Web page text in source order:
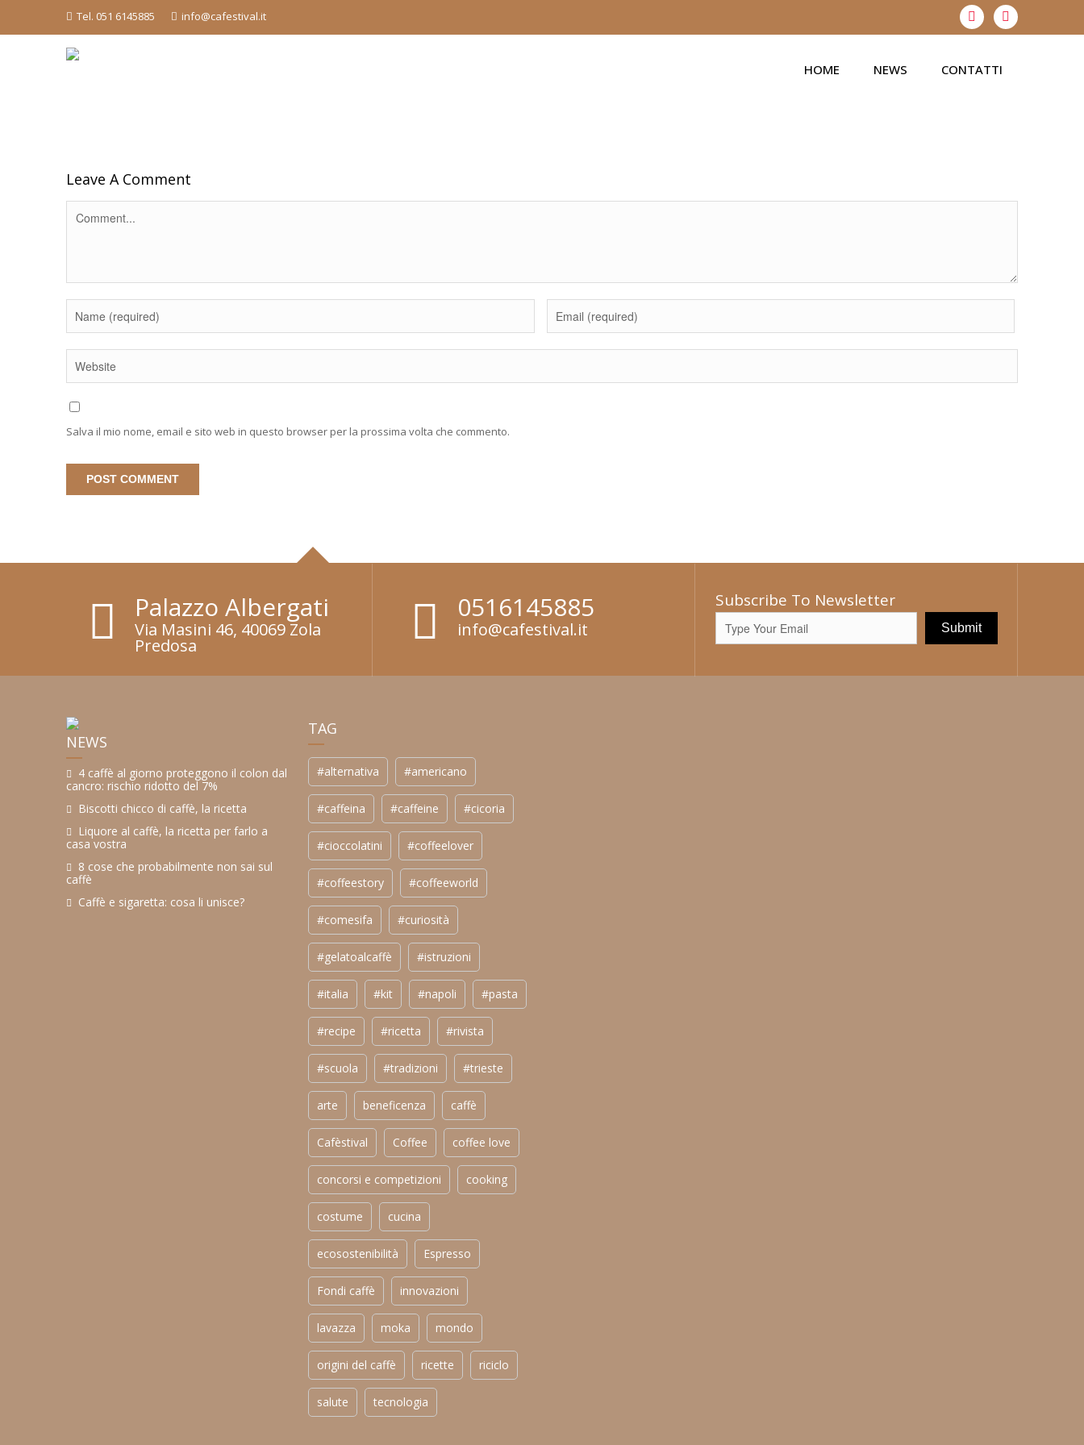
Tel. 051 6145885 info@cafestival.it
HOME NEWS CONTATTI
Leave A Comment
Salva il mio nome, email e sito web in questo browser per la prossima volta che commento.
Palazzo Albergati
Via Masini 46, 40069 Zola
Predosa
0516145885
info@cafestival.it
Subscribe To Newsletter
NEWS
4 caffè al giorno proteggono il colon dal
cancro: rischio ridotto del 7%
Biscotti chicco di caffè, la ricetta
Liquore al caffè, la ricetta per farlo a
casa vostra
8 cose che probabilmente non sai sul
caffè
Caffè e sigaretta: cosa li unisce?
TAG
#alternativa #americano
#caffeina #caffeine #cicoria
#cioccolatini #coffeelover
#coffeestory #coffeeworld
#comesifa #curiosità
#gelatoalcaffè #istruzioni
#italia #kit #napoli #pasta
#recipe #ricetta #rivista
#scuola #tradizioni #trieste
arte beneficenza caffè
Cafèstival Coffee coffee love
concorsi e competizioni cooking
costume cucina
ecosostenibilità Espresso
Fondi caffè innovazioni
lavazza moka mondo
origini del caffè ricette riciclo
salute tecnologia